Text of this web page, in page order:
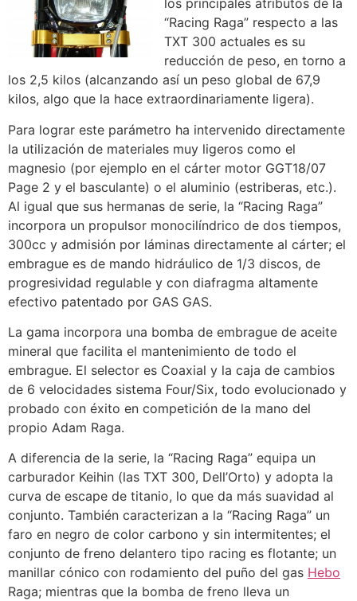
los principales atributos de la
“Racing Raga” respecto a las
TXT 300 actuales es su
reducción de peso, en torno a
los 2,5 kilos (alcanzando así un peso global de 67,9
kilos, algo que la hace extraordinariamente ligera).
Para lograr este parámetro ha intervenido directamente
la utilización de materiales muy ligeros como el
magnesio (por ejemplo en el cárter motor GGT18/07
Page 2 y el basculante) o el aluminio (estriberas, etc.).
Al igual que sus hermanas de serie, la “Racing Raga”
incorpora un propulsor monocilíndrico de dos tiempos,
300cc y admisión por láminas directamente al cárter; el
embrague es de mando hidráulico de 1/3 discos, de
progresividad regulable y con diafragma altamente
efectivo patentado por GAS GAS.
La gama incorpora una bomba de embrague de aceite
mineral que facilita el mantenimiento de todo el
embrague. El selector es Coaxial y la caja de cambios
de 6 velocidades sistema Four/Six, todo evolucionado y
probado con éxito en competición de la mano del
propio Adam Raga.
A diferencia de la serie, la “Racing Raga” equipa un
carburador Keihin (las TXT 300, Dell’Orto) y adopta la
curva de escape de titanio, lo que da más suavidad al
conjunto. También caracterizan a la “Racing Raga” un
faro en negro de color carbono y sin intermitentes; el
conjunto de freno delantero tipo racing es flotante; un
manillar cónico con rodamiento del puño del gas Hebo
Raga; mientras que la bomba de freno lleva un